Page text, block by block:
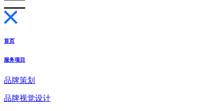
首页
服务项目
品牌策划
品牌视觉设计